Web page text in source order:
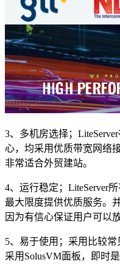
3、多机房选择；
心，均采用优质带宽网络
非常适合外贸建站。
4、运行稳定；LiteServer
最大限度提供优质服务。
因为有信心保证用户可以
5、易于使用；采用比较
采用SolusVM面板，即时